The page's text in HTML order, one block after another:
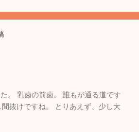
。 乳歯の前歯。 誰もが通る道です
抜けですね。 とりあえず、少し大